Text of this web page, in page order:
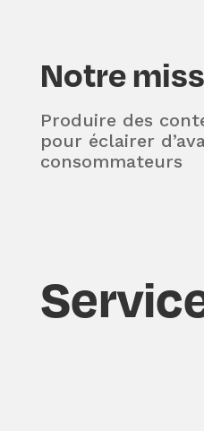
Notre
Produire des
pour éclairer
consommateurs